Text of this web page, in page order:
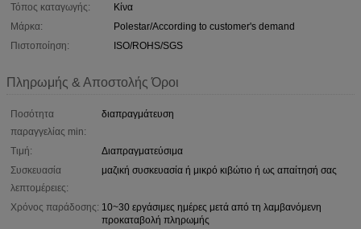
Τόπος καταγωγής:
Κίνα
Μάρκα:
Polestar/According to customer's demand
Πιστοποίηση:
ISO/ROHS/SGS
Πληρωμής & Αποστολής Όροι
Ποσότητα
παραγγελίας min:
διαπραγμάτευση
Τιμή:
Διαπραγματεύσιμα
Συσκευασία
λεπτομέρειες:
μαζική συσκευασία ή μικρό κιβώτιο ή ως απαίτησή σας
Χρόνος παράδοσης: 10~30 εργάσιμες ημέρες μετά από τη λαμβανόμενη
προκαταβολή πληρωμής